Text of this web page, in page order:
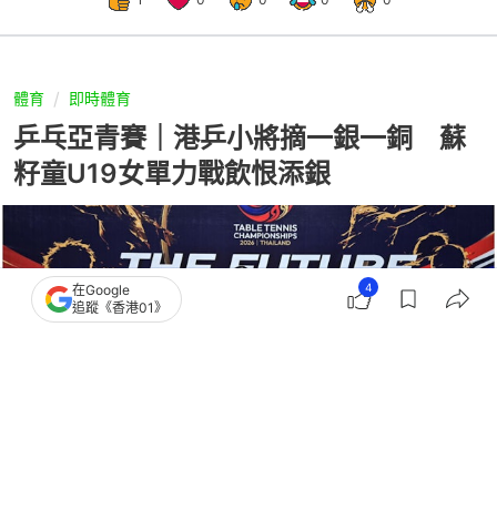
體育 即時體育
乒乓亞青賽｜港乒小將摘一銀一銅 蘇
籽童U19女單力戰飲恨添銀
在Google
追蹤《香港01》
4